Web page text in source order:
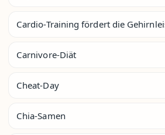
Cardio-Training fördert die
Carnivore-Diät
Cheat-Day
Chia-Samen